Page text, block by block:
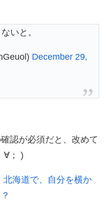
いと。
December 29,
認が必須だと、改めて
∀； )
北海道で、自分を横か